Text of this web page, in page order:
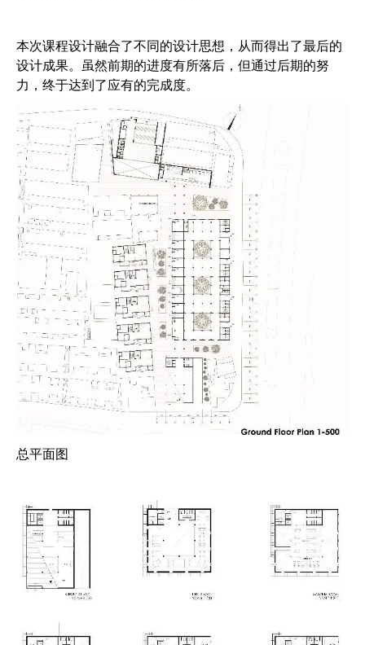
本次课程设计融合了不同的设计思想，从而得出了最后的
设计成果。虽然前期的进度有所落后，但通过后期的努
力，终于达到了应有的完成度。
总平面图